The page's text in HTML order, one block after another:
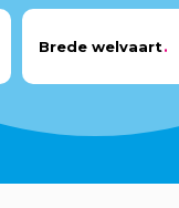
Brede welvaart